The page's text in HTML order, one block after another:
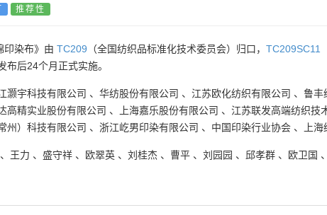
推荐性
印染布》由 TC209 （全国纺织品标准化技术委员会）归口， TC209SC11
布后24个月正式实施。
灏宇科技有限公司 、 华纺股份有限公司 、 江苏欧化纺织有限公司 、 鲁丰
高精实业股份有限公司 、 上海嘉乐股份有限公司 、 江苏联发高端纺织技
州）科技有限公司 、 浙江屹男印染有限公司 、 中国印染行业协会 、 上
、 王力 、 盛守祥 、 欧翠英 、 刘桂杰 、 曹平 、 刘园园 、 邱孝群 、 欧卫国 、